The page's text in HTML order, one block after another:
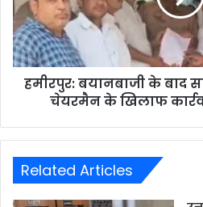
हमीरपुर: बयानबाजी के बाद
चेयरमैन के खिलाफ
Related Articles